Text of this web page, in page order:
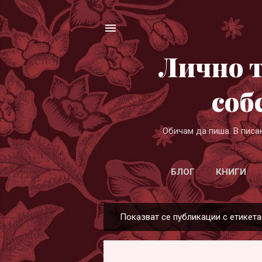
Лично
Обичам да пиша. В
БЛОГ КНИГИ
у
Показват се публикации с етикета